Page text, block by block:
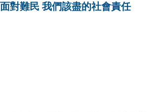
面對難民 我們該盡的社會責任